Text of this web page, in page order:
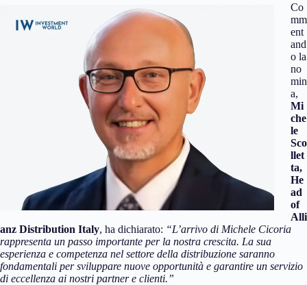
Co
mm
ent
and
o la
no
min
a,
Mi
che
le
Sco
llet
ta,
He
ad
of
Alli
anz Distribution Italy, ha dichiarato: “L’arrivo di Michele Cicoria
rappresenta un passo importante per la nostra crescita. La sua
esperienza e competenza nel settore della distribuzione saranno
fondamentali per sviluppare nuove opportunità e garantire un servizio
di eccellenza ai nostri partner e clienti.”